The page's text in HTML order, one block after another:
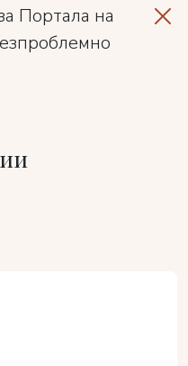
Портала на